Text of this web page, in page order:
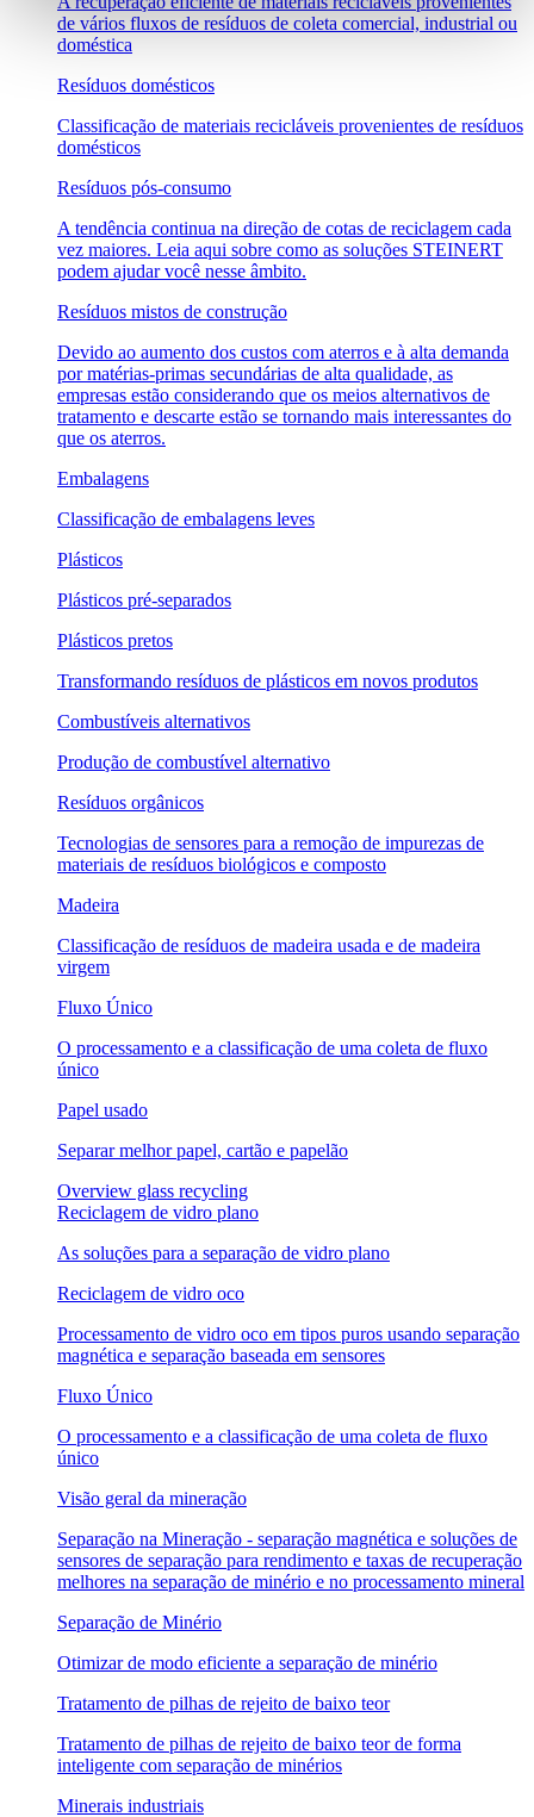
de vários fluxos de resíduos de coleta comercial, industrial ou
doméstica
Resíduos domésticos
Classificação de materiais recicláveis provenientes de resíduos
domésticos
Resíduos pós-consumo
A tendência continua na direção de cotas de reciclagem cada
vez maiores. Leia aqui sobre como as soluções STEINERT
podem ajudar você nesse âmbito.
Resíduos mistos de construção
Devido ao aumento dos custos com aterros e à alta demanda
por matérias-primas secundárias de alta qualidade, as
empresas estão considerando que os meios alternativos de
tratamento e descarte estão se tornando mais interessantes do
que os aterros.
Embalagens
Classificação de embalagens leves
Plásticos
Plásticos pré-separados
Plásticos pretos
Transformando resíduos de plásticos em novos produtos
Combustíveis alternativos
Produção de combustível alternativo
Resíduos orgânicos
Tecnologias de sensores para a remoção de impurezas de
materiais de resíduos biológicos e composto
Madeira
Classificação de resíduos de madeira usada e de madeira
virgem
Fluxo Único
O processamento e a classificação de uma coleta de fluxo
único
Papel usado
Separar melhor papel, cartão e papelão
Overview glass recycling
Reciclagem de vidro plano
As soluções para a separação de vidro plano
Reciclagem de vidro oco
Processamento de vidro oco em tipos puros usando separação
magnética e separação baseada em sensores
Fluxo Único
O processamento e a classificação de uma coleta de fluxo
único
Visão geral da mineração
Separação na Mineração - separação magnética e soluções de
sensores de separação para rendimento e taxas de recuperação
melhores na separação de minério e no processamento mineral
Separação de Minério
Otimizar de modo eficiente a separação de minério
Tratamento de pilhas de rejeito de baixo teor
Tratamento de pilhas de rejeito de baixo teor de forma
inteligente com separação de minérios
Minerais industriais